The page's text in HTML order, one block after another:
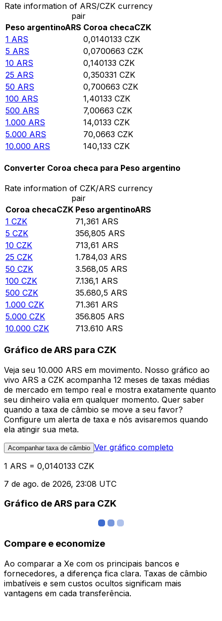
Rate information of ARS/CZK currency
pair
Peso argentinoARS Coroa checaCZK
1 ARS 0,0140133 CZK
5 ARS 0,0700663 CZK
10 ARS 0,140133 CZK
25 ARS 0,350331 CZK
50 ARS 0,700663 CZK
100 ARS 1,40133 CZK
500 ARS 7,00663 CZK
1.000 ARS 14,0133 CZK
5.000 ARS 70,0663 CZK
10.000 ARS 140,133 CZK
Converter Coroa checa para Peso argentino
Rate information of CZK/ARS currency
pair
Coroa checaCZK Peso argentinoARS
1 CZK 71,361 ARS
5 CZK 356,805 ARS
10 CZK 713,61 ARS
25 CZK 1.784,03 ARS
50 CZK 3.568,05 ARS
100 CZK 7.136,1 ARS
500 CZK 35.680,5 ARS
1.000 CZK 71.361 ARS
5.000 CZK 356.805 ARS
10.000 CZK 713.610 ARS
Gráfico de ARS para CZK
Veja seu 10.000 ARS em movimento. Nosso gráfico ao
vivo ARS a CZK acompanha 12 meses de taxas médias
de mercado em tempo real e mostra exatamente quanto
seu dinheiro valia em qualquer momento. Quer saber
quando a taxa de câmbio se move a seu favor?
Configure um alerta de taxa e nós avisaremos quando
ela atingir sua meta.
Acompanhar taxa de câmbio Ver gráfico completo
1 ARS = 0,0140133 CZK
7 de ago. de 2026, 23:08 UTC
Gráfico de ARS para CZK
Compare e economize
Ao comparar a Xe com os principais bancos e
fornecedores, a diferença fica clara. Taxas de câmbio
imbatíveis e sem custos ocultos significam mais
vantagens em cada transferência.